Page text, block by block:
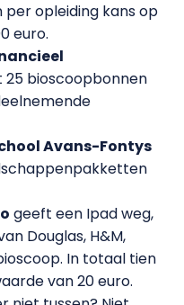
opleiding kans op
euro.
25 bioscoopbonnen
Avans-Fontys
geeft een Ipad weg,
Douglas, H&M,
In totaal tien
van 20 euro.